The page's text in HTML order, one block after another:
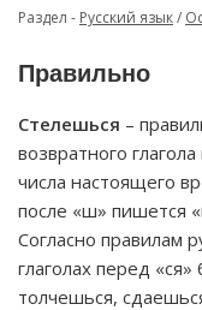
Раздел - Русский язык/
Правильно
Стелешься –
возвратного
числа настоящего
после «ш» пишется
Согласно правилам
глаголах перед
толчешься,